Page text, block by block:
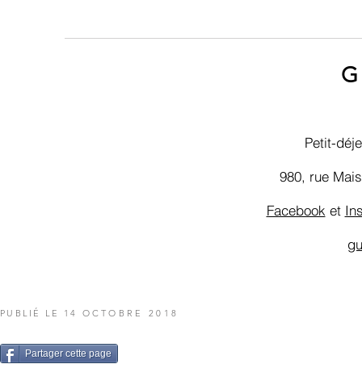
Petit-
980, rue
Facebook et
PUBLIÉ LE 14 OCTOBRE 2018
Partager cette page